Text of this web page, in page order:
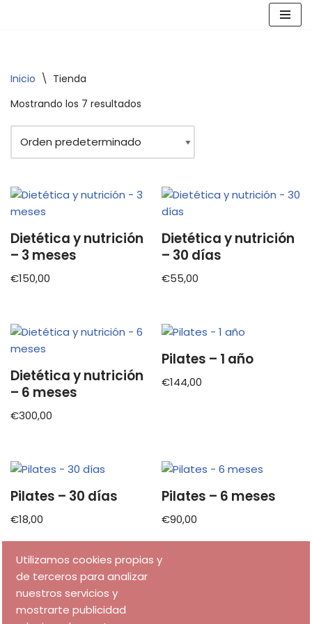
contenido
Inicio \ Tienda
Mostrando los 7 resultados
Dietética y nutrición
– 3 meses
€150,00
Dietética y nutrición
– 30 días
€55,00
Dietética y nutrición
– 6 meses
€300,00
Pilates – 1 año
€144,00
Pilates – 30 días
€18,00
Pilates – 6 meses
€90,00
PRUEBA 1 DÍA
Utilizamos cookies propias y
de terceros para analizar
nuestros servicios y
mostrarte publicidad